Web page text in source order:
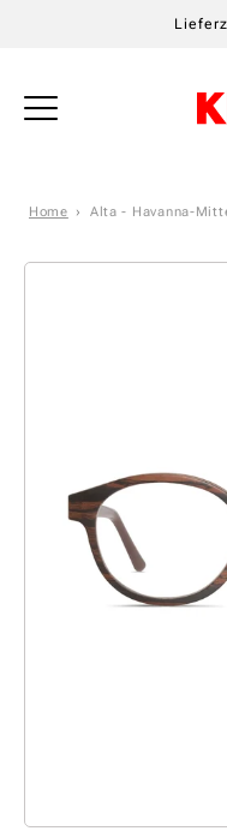
Home Alta - Havanna-